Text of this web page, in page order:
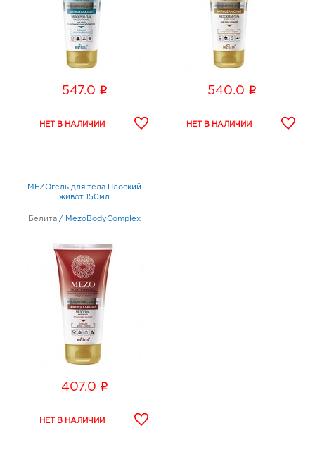
547.0 i 540.0 i
MEZOгель для тела Плоский
живот 150мл
Белита / MezoBodyComplex
407.0 i